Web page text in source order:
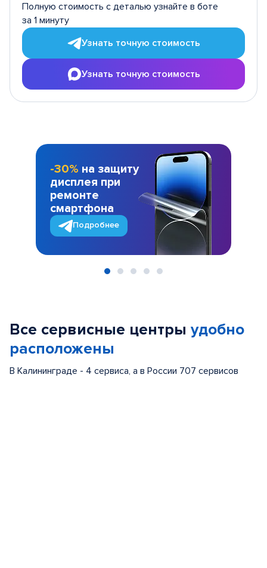
Полную стоимость с деталью узнайте в боте
за 1 минуту
Узнать точную стоимость
Узнать точную стоимость
-30% на защиту
дисплея при
ремонте
смартфона
Подробнее
Все сервисные центры удобно
расположены
В Калининграде - 4 сервиса, а в России 707 сервисов